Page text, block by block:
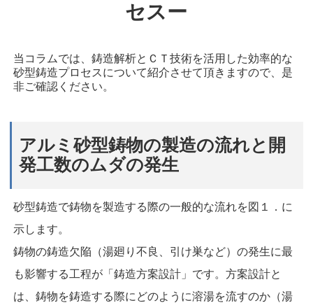
セスー
当コラムでは、鋳造解析とＣＴ技術を活用した効率的な
砂型鋳造プロセスについて紹介させて頂きますので、是
非ご確認ください。
アルミ砂型鋳物の製造の流れと開
発工数のムダの発生
砂型鋳造で鋳物を製造する際の一般的な流れを図１．に
示します。
鋳物の鋳造欠陥（湯廻り不良、引け巣など）の発生に最
も影響する工程が「鋳造方案設計」です。方案設計と
は、鋳物を鋳造する際にどのように溶湯を流すのか（湯